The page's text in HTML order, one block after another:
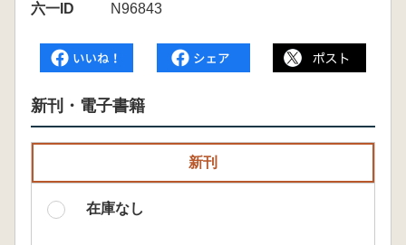
六一ID
N96843
新刊・電子書籍
新刊
在庫なし